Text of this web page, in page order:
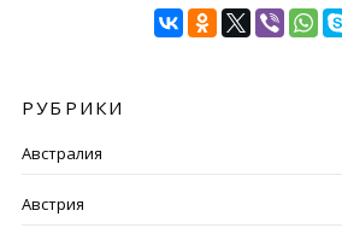
РУБРИКИ
Австралия
Австрия